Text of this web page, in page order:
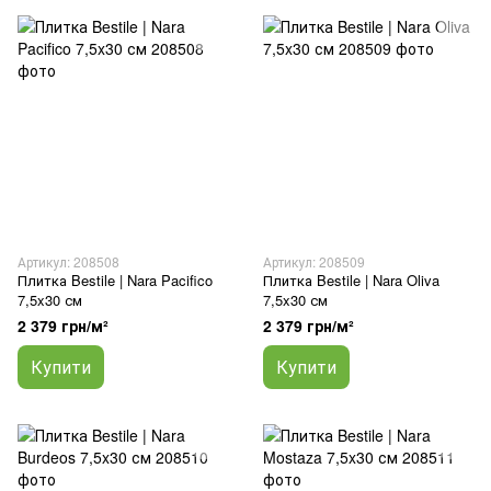
Артикул: 208508
Плитка Bestile | Nara Pacifico
7,5x30 см
2 379 грн/м²
Купити
Артикул: 208509
Плитка Bestile | Nara Oliva
7,5x30 см
2 379 грн/м²
Купити